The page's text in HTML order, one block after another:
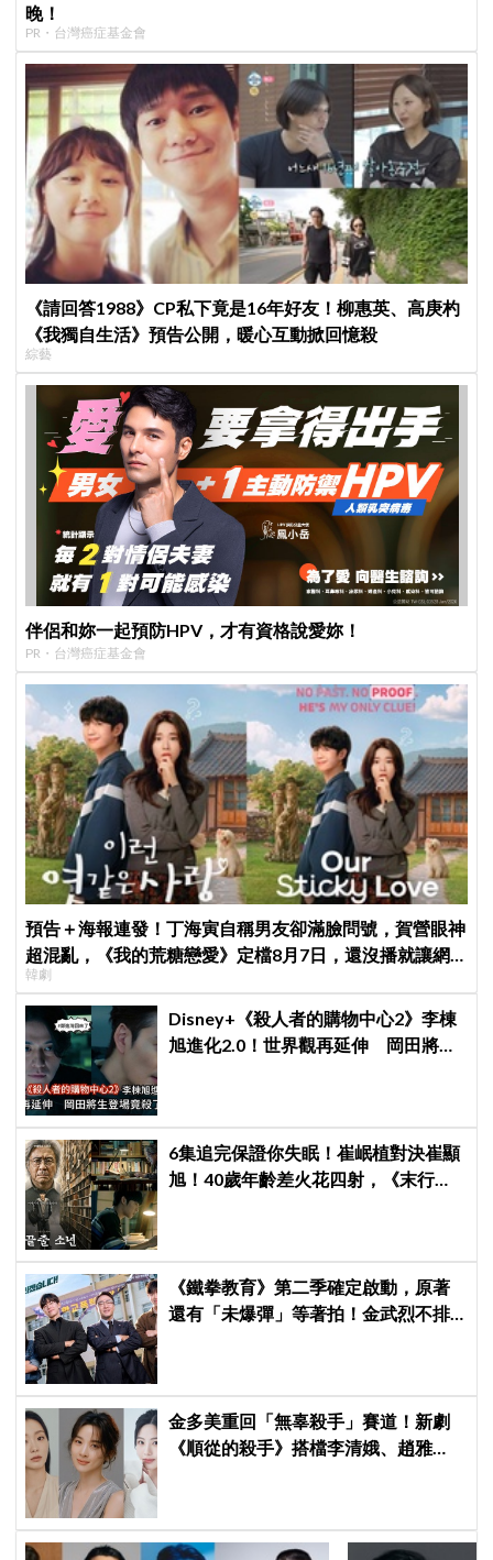
晚！
PR・台灣癌症基金會
《請回答1988》CP私下竟是16年好友！柳惠英、高庚杓
《我獨自生活》預告公開，暖心互動掀回憶殺
綜藝
伴侶和妳一起預防HPV，才有資格說愛妳！
PR・台灣癌症基金會
預告＋海報連發！丁海寅自稱男友卻滿臉問號，賀營眼神
超混亂，《我的荒糖戀愛》定檔8月7日，還沒播就讓網
友瘋猜結局
韓劇
Disney+《殺人者的購物中心2》李棟
旭進化2.0！世界觀再延伸 岡田將生
6集追完保證你失眠！崔岷植對決崔顯
旭！40歲年齡差火花四射，《末行手
《鐵拳教育》第二季確定啟動，原著
還有「未爆彈」等著拍！金武烈不排
金多美重回「無辜殺手」賽道！新劇
《順從的殺手》搭檔李清娥、趙雅